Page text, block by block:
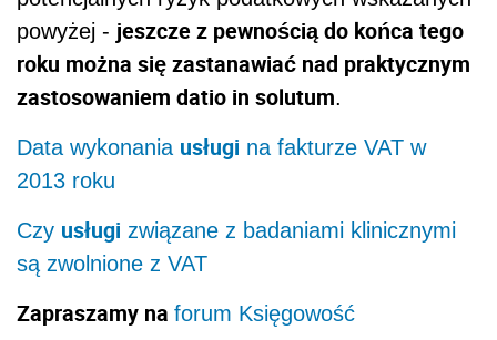
powyżej - jeszcze z pewnością do końca tego
roku można się zastanawiać nad praktycznym
zastosowaniem datio in solutum.
Data wykonania usługi na fakturze VAT w
2013 roku
Czy usługi związane z badaniami klinicznymi
są zwolnione z VAT
Zapraszamy na forum Księgowość